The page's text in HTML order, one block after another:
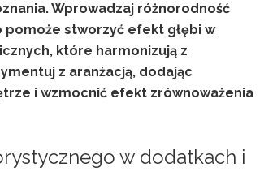
Wprowadzaj różnorodność
pomoże stworzyć efekt głębi w
które harmonizują z
z aranżacją, dodając
i wzmocnić efekt zrównoważenia
w dodatkach i